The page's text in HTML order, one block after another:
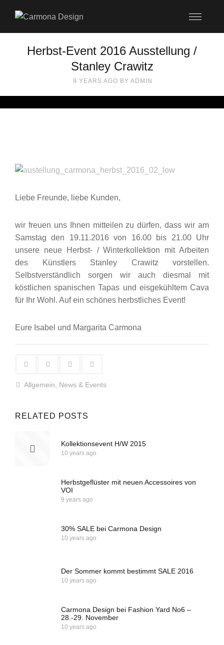
Herbst-Event 2016 Ausstellung /
Stanley Crawitz
9 YEARS AGO BY ADMIN
Liebe Freunde, liebe Kunden,
wir freuen uns Ihnen mitteilen zu dürfen, dass wir am
Samstag den 19.11.2016 von 16.00 bis 21.00 Uhr
unsere neue Herbst- / Winterkollektion mit Arbeiten
des Künstlers Stanley Crawitz vorstellen.
Selbstverständlich sorgen wir auch diesmal mit
köstlichen spanischen Tapas und eisgekühltem Cava
für Ihr Wohl. Auf ein schönes herbstliches Event!
Eure Isabel und Margarita Carmona
Allgemein News & Events
RELATED POSTS
Kollektionsevent H/W 2015
10 years ago
Herbstgeflüster mit neuen Accessoires von
VOI
9 years ago
30% SALE bei Carmona Design
10 years ago
Der Sommer kommt bestimmt SALE 2016
10 years ago
Carmona Design bei Fashion Yard No6 –
28.-29. November
10 years ago